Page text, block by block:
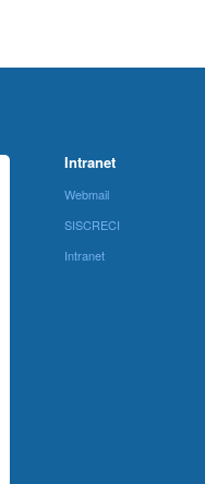
Intranet
Webmail
SISCRECI
Intranet